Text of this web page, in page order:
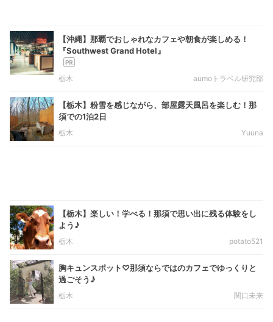
【沖縄】那覇でおしゃれなカフェや朝食が楽しめる！
『Southwest Grand Hotel』
栃木 aumoトラベル研究部
【栃木】粉雪を感じながら、部屋露天風呂を楽しむ！那
須での1泊2日
栃木 Yuuna
【栃木】楽しい！学べる！那須で思い出に残る体験をし
よう♪
栃木 potato521
胸キュンスポット♡那須ならではのカフェでゆっくりと
過ごそう♪
栃木 関口未来